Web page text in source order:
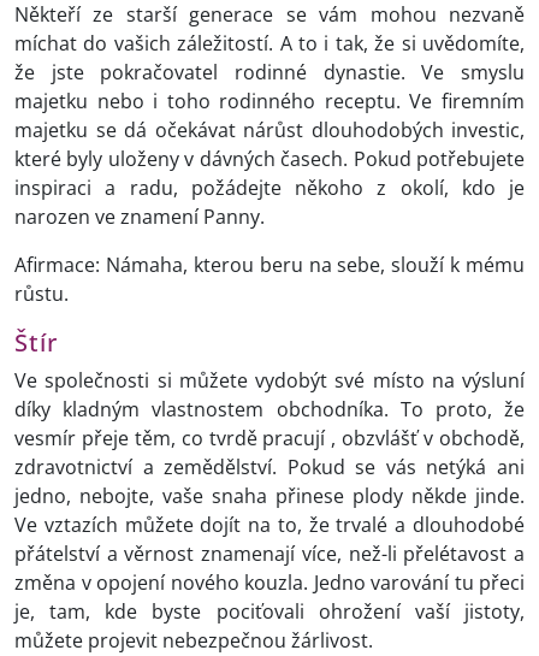
Někteří ze starší generace se vám mohou nezvaně
míchat do vašich záležitostí. A to i tak, že si uvědomíte,
že jste pokračovatel rodinné dynastie. Ve smyslu
majetku nebo i toho rodinného receptu. Ve firemním
majetku se dá očekávat nárůst dlouhodobých investic,
které byly uloženy v dávných časech. Pokud potřebujete
inspiraci a radu, požádejte někoho z okolí, kdo je
narozen ve znamení Panny.
Afirmace: Námaha, kterou beru na sebe, slouží k mému
růstu.
Štír
Ve společnosti si můžete vydobýt své místo na výsluní
díky kladným vlastnostem obchodníka. To proto, že
vesmír přeje těm, co tvrdě pracují , obzvlášť v obchodě,
zdravotnictví a zemědělství. Pokud se vás netýká ani
jedno, nebojte, vaše snaha přinese plody někde jinde.
Ve vztazích můžete dojít na to, že trvalé a dlouhodobé
přátelství a věrnost znamenají více, než-li přelétavost a
změna v opojení nového kouzla. Jedno varování tu přeci
je, tam, kde byste pociťovali ohrožení vaší jistoty,
můžete projevit nebezpečnou žárlivost.